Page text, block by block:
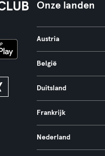
Onze landen
Austria
België
Duitsland
Frankrijk
Nederland